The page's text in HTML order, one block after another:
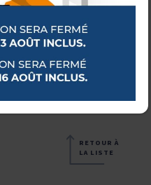
TRAITEMENT DE L’EAU
RETOUR À
LA LISTE